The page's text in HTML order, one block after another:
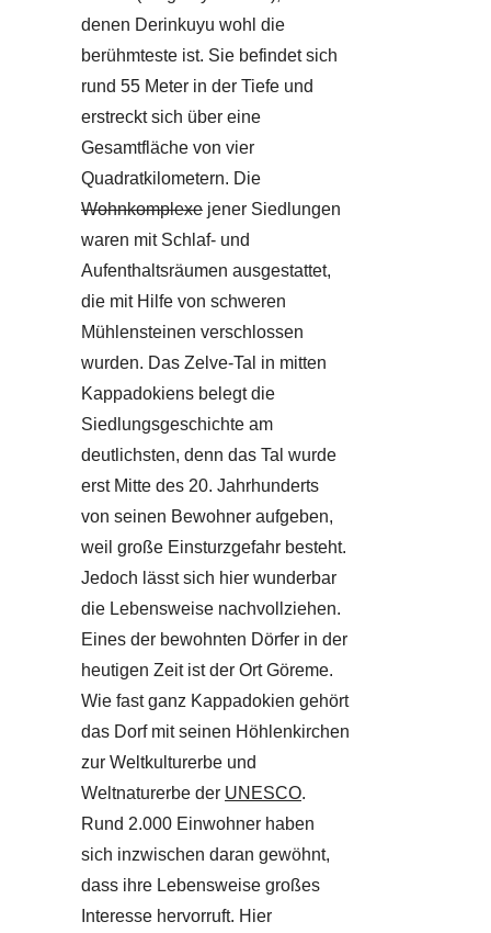
denen Derinkuyu wohl die
berühmteste ist. Sie befindet sich
rund 55 Meter in der Tiefe und
erstreckt sich über eine
Gesamtfläche von vier
Quadratkilometern. Die
Wohnkomplexe jener Siedlungen
waren mit Schlaf- und
Aufenthaltsräumen ausgestattet,
die mit Hilfe von schweren
Mühlensteinen verschlossen
wurden. Das Zelve-Tal in mitten
Kappadokiens belegt die
Siedlungsgeschichte am
deutlichsten, denn das Tal wurde
erst Mitte des 20. Jahrhunderts
von seinen Bewohner aufgeben,
weil große Einsturzgefahr besteht.
Jedoch lässt sich hier wunderbar
die Lebensweise nachvollziehen.
Eines der bewohnten Dörfer in der
heutigen Zeit ist der Ort Göreme.
Wie fast ganz Kappadokien gehört
das Dorf mit seinen Höhlenkirchen
zur Weltkulturerbe und
Weltnaturerbe der UNESCO.
Rund 2.000 Einwohner haben
sich inzwischen daran gewöhnt,
dass ihre Lebensweise großes
Interesse hervorruft. Hier